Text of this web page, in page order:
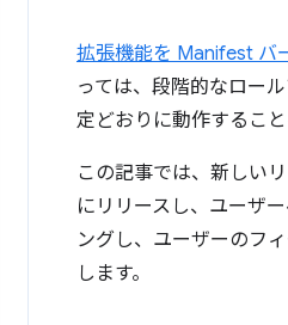
拡張機能を Manifest バ
っては、段階的なロー
定どおりに動作するこ
この記事では、新しい
にリリースし、ユーザ
ングし、ユーザーのフ
します。